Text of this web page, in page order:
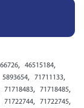
, 46515184,
5893654, 71711133,
71718483, 71718485,
71722744, 71722745,